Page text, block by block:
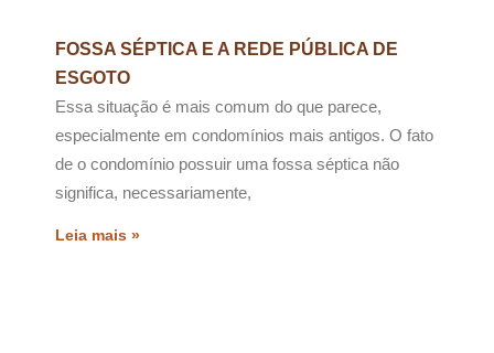
FOSSA SÉPTICA E A REDE PÚBLICA DE
ESGOTO
Essa situação é mais comum do que parece,
especialmente em condomínios mais antigos. O fato
de o condomínio possuir uma fossa séptica não
significa, necessariamente,
Leia mais »